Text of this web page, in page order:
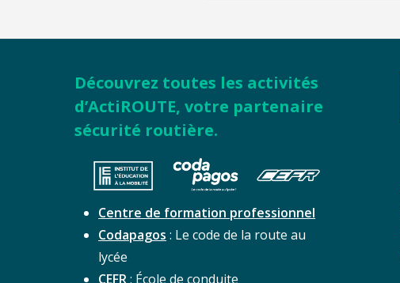
Découvrez toutes les activités
d’ActiROUTE, votre partenaire
sécurité routière.
Centre de formation professionnel
Codapagos : Le code de la route au
lycée
CEFR : École de conduite